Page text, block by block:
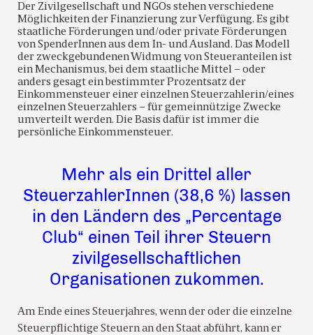
Der Zivilgesellschaft und NGOs stehen verschiedene
Möglichkeiten der Finanzierung zur Verfügung. Es gibt
staatliche Förderungen und/oder private Förderungen
von SpenderInnen aus dem In- und Ausland. Das Modell
der zweckgebundenen Widmung von Steueranteilen ist
ein Mechanismus, bei dem staatliche Mittel – oder
anders gesagt ein bestimmter Prozentsatz der
Einkommensteuer einer einzelnen Steuerzahlerin/eines
einzelnen Steuerzahlers – für gemeinnützige Zwecke
umverteilt werden. Die Basis dafür ist immer die
persönliche Einkommensteuer.
Mehr als ein Drittel aller
SteuerzahlerInnen (38,6 %) lassen
in den Ländern des „Percentage
Club“ einen Teil ihrer Steuern
zivilgesellschaftlichen
Organisationen zukommen.
Am Ende eines Steuerjahres, wenn der oder die einzelne
Steuerpflichtige Steuern an den Staat abführt, kann er